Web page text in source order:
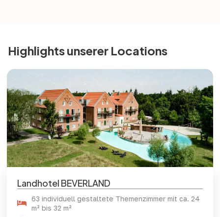
Highlights unserer Locations
Landhotel BEVERLAND
63 individuell gestaltete Themenzimmer mit ca. 24
m² bis 32 m²